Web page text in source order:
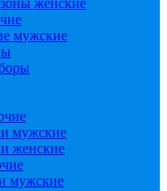
женские
мужские
мужские
женские
мужские